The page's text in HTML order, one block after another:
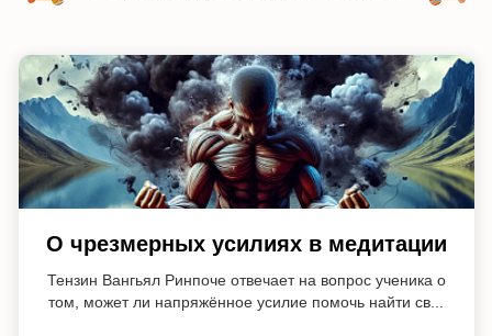
О чрезмерных усилиях в медитации
Тензин Вангьял Ринпоче отвечает на вопрос ученика о
том, может ли напряжённое усилие помочь найти св...